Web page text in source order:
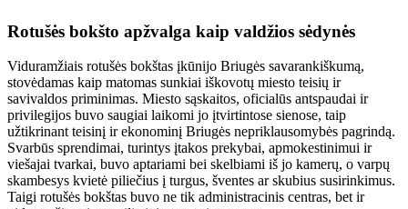
Rotušės bokšto apžvalga kaip valdžios sėdynės
Viduramžiais rotušės bokštas įkūnijo Briugės savarankiškumą,
stovėdamas kaip matomas sunkiai iškovotų miesto teisių ir
savivaldos priminimas. Miesto sąskaitos, oficialūs antspaudai ir
privilegijos buvo saugiai laikomi jo įtvirtintose sienose, taip
užtikrinant teisinį ir ekonominį Briugės nepriklausomybės pagrindą.
Svarbūs sprendimai, turintys įtakos prekybai, apmokestinimui ir
viešajai tvarkai, buvo aptariami bei skelbiami iš jo kamerų, o varpų
skambesys kvietė piliečius į turgus, šventes ar skubius susirinkimus.
Taigi rotušės bokštas buvo ne tik administracinis centras, bet ir